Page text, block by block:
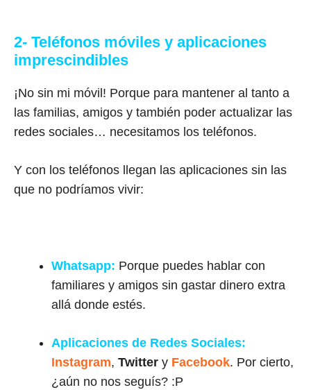
2- Teléfonos móviles y aplicaciones
imprescindibles
¡No sin mi móvil! Porque para mantener al tanto a
las familias, amigos y también poder actualizar las
redes sociales… necesitamos los teléfonos.
Y con los teléfonos llegan las aplicaciones sin las
que no podríamos vivir:
Whatsapp: Porque puedes hablar con
familiares y amigos sin gastar dinero extra
allá donde estés.
Aplicaciones de Redes Sociales:
Instagram, Twitter y Facebook. Por cierto,
¿aún no nos seguís? :P